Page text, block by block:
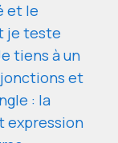
et le
je teste
tiens à un
et
: la
expression